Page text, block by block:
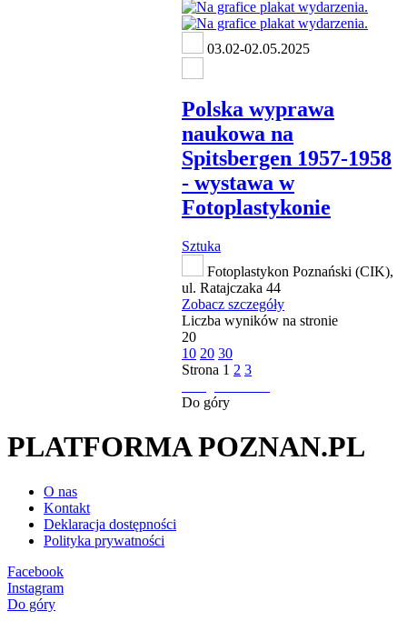
03.02-02.05.2025
Polska wyprawa
naukowa na
Spitsbergen 1957-1958
- wystawa w
Fotoplastykonie
Sztuka
Fotoplastykon Poznański (CIK),
ul. Ratajczaka 44
Zobacz szczegóły
Liczba wyników na stronie
20
10 20 30
Strona 1 2 3
Do góry
PLATFORMA POZNAN.PL
O nas
Kontakt
Deklaracja dostępności
Polityka prywatności
Facebook
Instagram
Do góry